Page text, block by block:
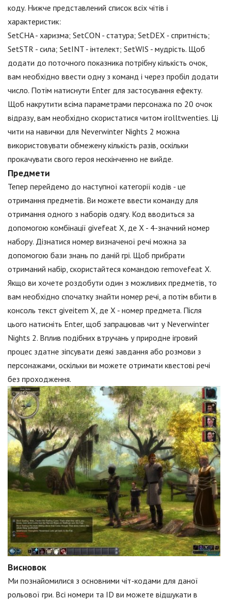
коду. Нижче представлений список всіх чітів і
характеристик:
SetCHA - харизма; SetCON - статура; SetDEX - спритність;
SetSTR - сила; SetINT - інтелект; SetWIS - мудрість. Щоб
додати до поточного показника потрібну кількість очок,
вам необхідно ввести одну з команд і через пробіл додати
число. Потім натиснути Enter для застосування ефекту.
Щоб накрутити всіма параметрами персонажа по 20 очок
відразу, вам необхідно скористатися читом irolltwenties. Ці
чити на навички для Neverwinter Nights 2 можна
використовувати обмежену кількість разів, оскільки
прокачувати свого героя нескінченно не вийде.
Предмети
Тепер перейдемо до наступної категорії кодів - це
отримання предметів. Ви можете ввести команду для
отримання одного з наборів одягу. Код вводиться за
допомогою комбінації givefeat X, де X - 4-значний номер
набору. Дізнатися номер визначеної речі можна за
допомогою бази знань по даній грі. Щоб прибрати
отриманий набір, скористайтеся командою removefeat X.
Якщо ви хочете роздобути один з можливих предметів, то
вам необхідно спочатку знайти номер речі, а потім вбити в
консоль текст giveitem X, де X - номер предмета. Після
цього натисніть Enter, щоб запрацював чит у Neverwinter
Nights 2. Вплив подібних втручань у природне ігровий
процес здатне зіпсувати деякі завдання або розмови з
персонажами, оскільки ви можете отримати квестові речі
без проходження.
Висновок
Ми познайомилися з основними чіт-кодами для даної
рольової гри. Всі номери та ID ви можете відшукати в